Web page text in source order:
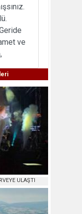
ve
ULAŞTI